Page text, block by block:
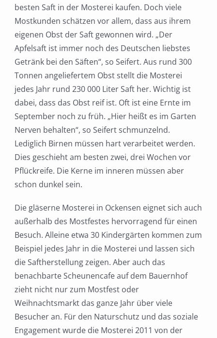
besten Saft in der Mosterei kaufen. Doch viele
Mostkunden schätzen vor allem, dass aus ihrem
eigenen Obst der Saft gewonnen wird. „Der
Apfelsaft ist immer noch des Deutschen liebstes
Getränk bei den Säften“, so Seifert. Aus rund 300
Tonnen angeliefertem Obst stellt die Mosterei
jedes Jahr rund 230 000 Liter Saft her. Wichtig ist
dabei, dass das Obst reif ist. Oft ist eine Ernte im
September noch zu früh. „Hier heißt es im Garten
Nerven behalten“, so Seifert schmunzelnd.
Lediglich Birnen müssen hart verarbeitet werden.
Dies geschieht am besten zwei, drei Wochen vor
Pflückreife. Die Kerne im inneren müssen aber
schon dunkel sein.
Die gläserne Mosterei in Ockensen eignet sich auch
außerhalb des Mostfestes hervorragend für einen
Besuch. Alleine etwa 30 Kindergärten kommen zum
Beispiel jedes Jahr in die Mosterei und lassen sich
die Saftherstellung zeigen. Aber auch das
benachbarte Scheunencafe auf dem Bauernhof
zieht nicht nur zum Mostfest oder
Weihnachtsmarkt das ganze Jahr über viele
Besucher an. Für den Naturschutz und das soziale
Engagement wurde die Mosterei 2011 von der